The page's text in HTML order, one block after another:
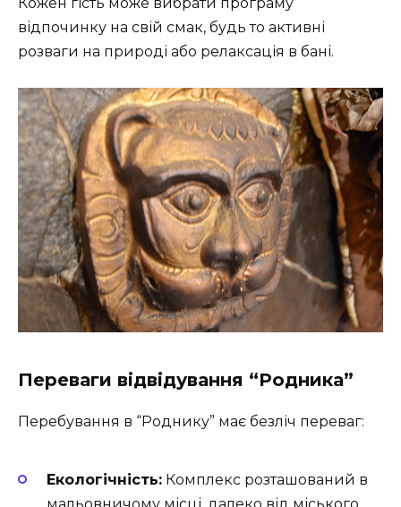
відпочинку на свій смак, будь то активні
розваги на природі або релаксація в бані.
Переваги відвідування “Родника”
Перебування в “Роднику” має безліч переваг:
Екологічність: Комплекс розташований в